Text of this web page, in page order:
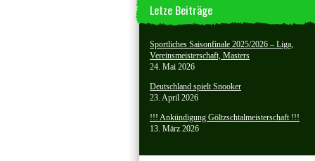
Letze Beiträge
Sportliches Saisonfinale 2025/2026 – Liga,
Vereinsmeisterschaft, Masters
24. Mai 2026
Deutschland spielt Snooker
23. April 2026
!!! Ankündigung Göltzschtalmeisterschaft !!!
13. März 2026